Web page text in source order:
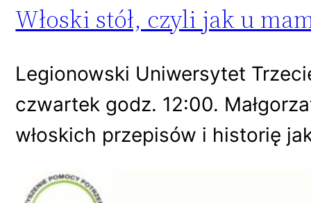
Włoski stół, czyli jak u
Legionowski Uniwersytet
czwartek godz. 12:00.
włoskich przepisów i historię